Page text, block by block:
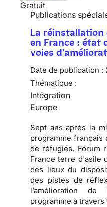
Gratuit
Publications
La réinstallation
en France : état
voies
Date de publication :
Thématique :
Intégration
Europe
Sept ans après la
programme français
de réfugiés, Forum
France terre d'asile
des lieux du
des pistes de
l’amélioration de
programme à